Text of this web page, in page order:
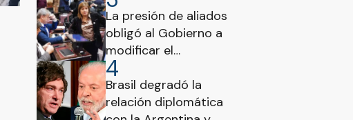
argentinos”
La presión de aliados
obligó al Gobierno a
modificar el
proyecto sobre
propiedad de tierras
4
Brasil degradó la
relación diplomática